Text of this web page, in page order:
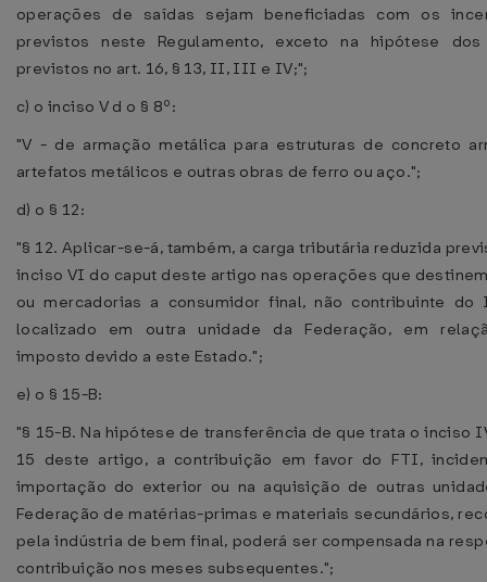
operações de saídas sejam beneficiadas com os
previstos neste Regulamento, exceto na hipótese
previstos no art. 16, § 13, II, III e IV;";
c) o inciso V d o § 8º:
"V - de armação metálica para estruturas de concreto
artefatos metálicos e outras obras de ferro ou aço.";
d) o § 12:
"§ 12. Aplicar-se-á, também, a carga tributária reduzida
inciso VI do caput deste artigo nas operações que
ou mercadorias a consumidor final, não contribuinte do
localizado em outra unidade da Federação, em
imposto devido a este Estado.";
e) o § 15-B:
"§ 15-B. Na hipótese de transferência de que trata o inciso
15 deste artigo, a contribuição em favor do FTI,
importação do exterior ou na aquisição de outras
Federação de matérias-primas e materiais secundários,
pela indústria de bem final, poderá ser compensada na
contribuição nos meses subsequentes.";